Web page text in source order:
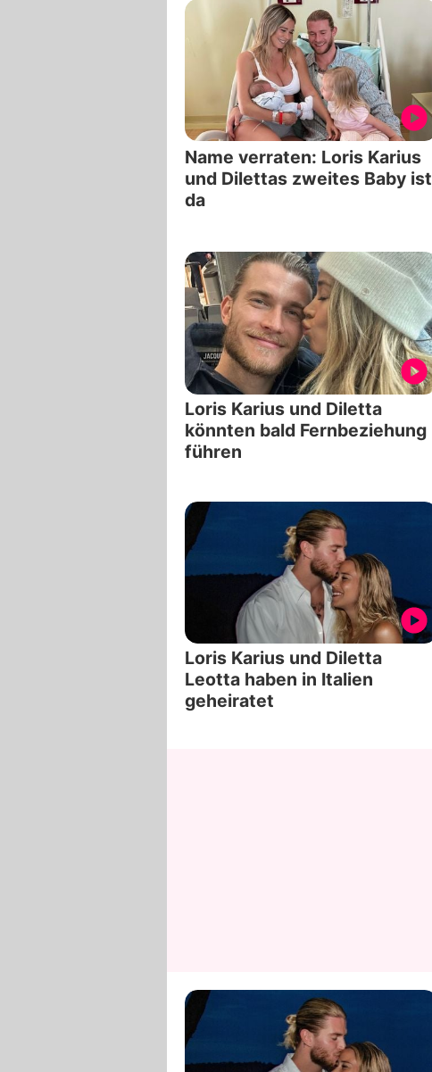
Name verraten: Loris Karius
und Dilettas zweites Baby ist
da
Loris Karius und Diletta
könnten bald Fernbeziehung
führen
Loris Karius und Diletta
Leotta haben in Italien
geheiratet